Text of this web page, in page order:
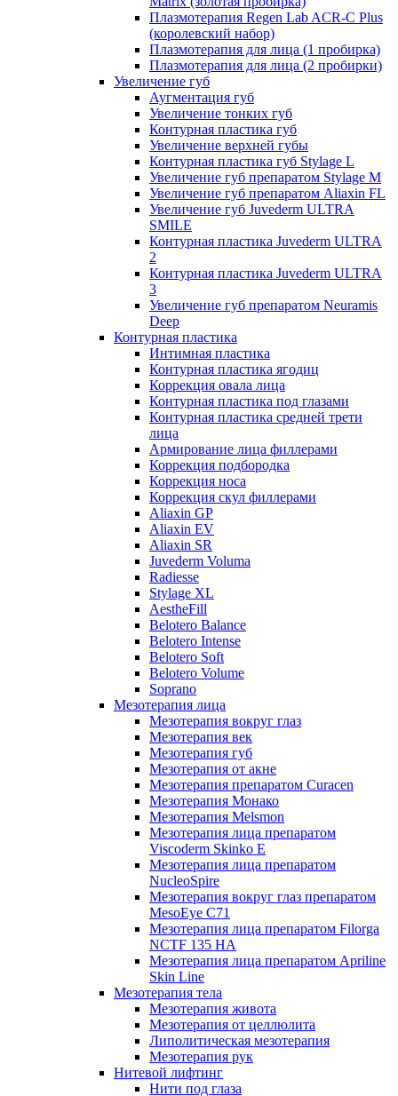
Плазмотерапия Regen Lab ACR-C Plus
(королевский набор)
Плазмотерапия для лица (1 пробирка)
Плазмотерапия для лица (2 пробирки)
Увеличение губ
Аугментация губ
Увеличение тонких губ
Контурная пластика губ
Увеличение верхней губы
Контурная пластика губ Stylage L
Увеличение губ препаратом Stylage M
Увеличение губ препаратом Aliaxin FL
Увеличение губ Juvederm ULTRA
SMILE
Контурная пластика Juvederm ULTRA
2
Контурная пластика Juvederm ULTRA
3
Увеличение губ препаратом Neuramis
Deep
Контурная пластика
Интимная пластика
Контурная пластика ягодиц
Коррекция овала лица
Контурная пластика под глазами
Контурная пластика средней трети
лица
Армирование лица филлерами
Коррекция подбородка
Коррекция носа
Коррекция скул филлерами
Aliaxin GP
Aliaxin EV
Aliaxin SR
Juvederm Voluma
Radiesse
Stylage XL
AestheFill
Belotero Balance
Belotero Intense
Belotero Soft
Belotero Volume
Soprano
Мезотерапия лица
Мезотерапия вокруг глаз
Мезотерапия век
Мезотерапия губ
Мезотерапия от акне
Мезотерапия препаратом Curacen
Мезотерапия Монако
Мезотерапия Melsmon
Мезотерапия лица препаратом
Viscoderm Skinko E
Мезотерапия лица препаратом
NucleoSpire
Мезотерапия вокруг глаз препаратом
MesoEye С71
Мезотерапия лица препаратом Filorga
NCTF 135 HA
Мезотерапия лица препаратом Apriline
Skin Line
Мезотерапия тела
Мезотерапия живота
Мезотерапия от целлюлита
Липолитическая мезотерапия
Мезотерапия рук
Нитевой лифтинг
Нити под глаза